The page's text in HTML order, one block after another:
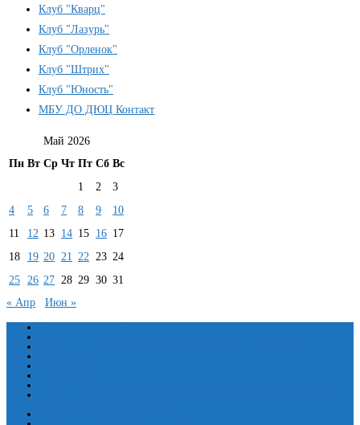
Клуб "Кварц"
Клуб "Лазурь"
Клуб "Орленок"
Клуб "Штрих"
Клуб "Юность"
МБУ ДО ДЮЦ Контакт
Май 2026
Пн Вт Ср Чт Пт Сб Вс
1
2
3
4
5 6 7 8 9
10
11
12 13 14 15 16 17
18
19 20 21 22 23 24
25 26 27 28 29 30 31
« Апр
Июн »